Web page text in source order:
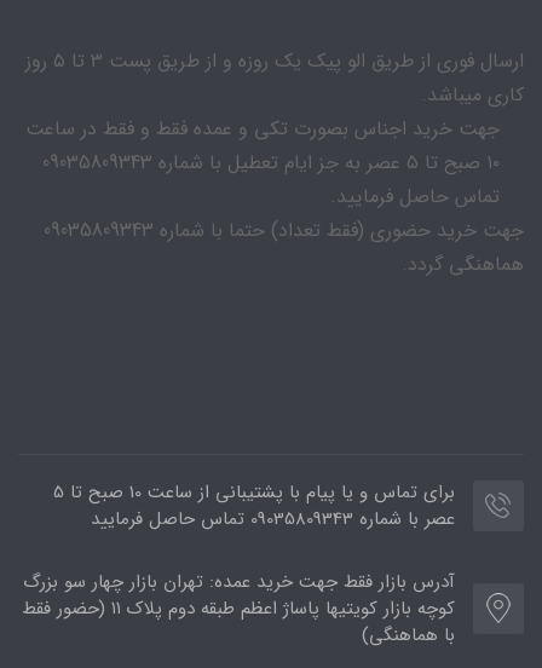
ارسال فوری از طریق الو پیک یک روزه و از طریق پست ۳ تا ۵ روز
کاری میباشد.
جهت خرید اجناس بصورت تکی و عمده فقط و فقط در ساعت
۱۰ صبح تا ۵ عصر به جز ایام تعطیل با شماره 09035809343
تماس حاصل فرمایید.
جهت خرید حضوری (فقط تعداد) حتما با شماره 09035809343
هماهنگی گردد.
برای تماس و یا پیام با پشتیبانی از ساعت 10 صبح تا 5
عصر با شماره 09035809343 تماس حاصل فرمایید
آدرس بازار فقط جهت خرید عمده: تهران بازار چهار سو بزرگ
کوچه بازار کویتیها پاساژ اعظم طبقه دوم پلاک ۱۱ (حضور فقط
با هماهنگی)